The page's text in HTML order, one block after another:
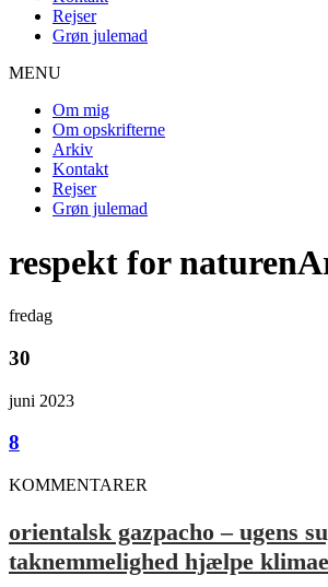
Rejser
Grøn julemad
MENU
Om mig
Om opskrifterne
Arkiv
Kontakt
Rejser
Grøn julemad
respekt for
fredag
30
juni 2023
8
KOMMENTARER
orientalsk gazpacho – ugens
taknemmelighed hjælpe